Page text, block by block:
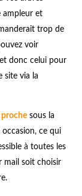
ampleur et
trop de
voir
donc celui pour
site via la
proche sous la
ce qui
à toutes les
mail soit choisir